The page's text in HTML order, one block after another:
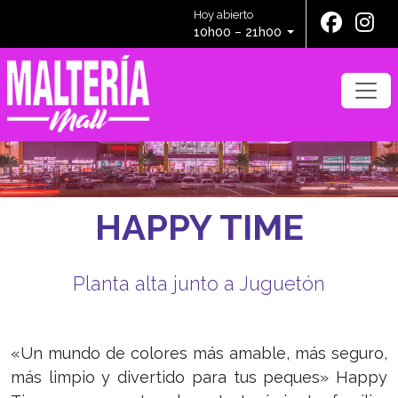
Hoy abierto
10h00 – 21h00
HAPPY TIME
Planta alta junto a Juguetón
«Un mundo de colores más amable, más seguro,
más limpio y divertido para tus peques» Happy